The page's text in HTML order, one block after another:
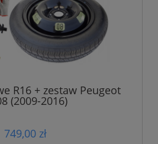
R16 + zestaw Peugeot
(2009-2016)
749,00 zł